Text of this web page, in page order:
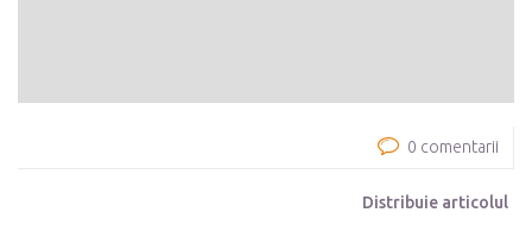
0 comentarii
Distribuie articolul